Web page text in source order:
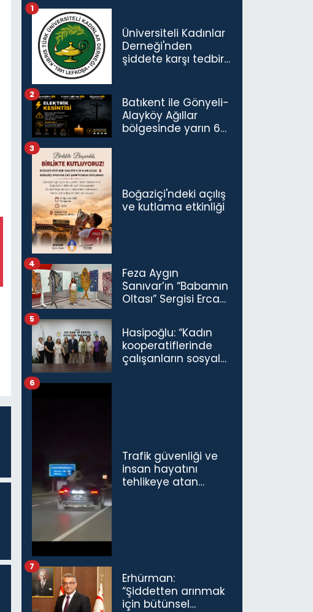
Üniversiteli Kadınlar
Derneği'nden
şiddete karşı tedbir
1
Batıkent ile Gönyeli-
Alayköy Ağıllar
bölgesinde yarın 6
2
Boğaziçi'ndeki açılış
ve kutlama etkinliği
3
Feza Aygın
Sanıvar’ın “Babamın
Oltası” Sergisi Ercan
4
Hasipoğlu: “Kadın
kooperatiflerinde
çalışanların sosyal
5
Trafik güvenliği ve
insan hayatını
tehlikeye atan
6
Erhürman:
“Şiddetten arınmak
için bütünsel
7